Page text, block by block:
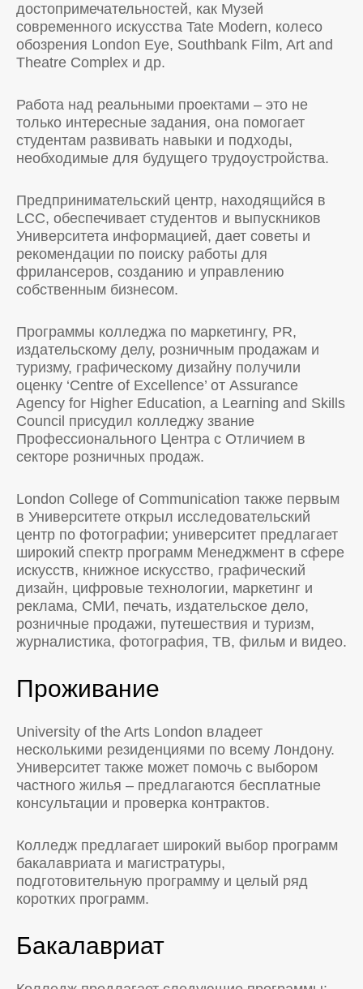
достопримечательностей, как Музей
современного искусства Tate Modern, колесо
обозрения London Eye, Southbank Film, Art and
Theatre Complex и др.
Работа над реальными проектами – это не
только интересные задания, она помогает
студентам развивать навыки и подходы,
необходимые для будущего трудоустройства.
Предпринимательский центр, находящийся в
LCC, обеспечивает студентов и выпускников
Университета информацией, дает советы и
рекомендации по поиску работы для
фрилансеров, созданию и управлению
собственным бизнесом.
Программы колледжа по маркетингу, PR,
издательскому делу, розничным продажам и
туризму, графическому дизайну получили
оценку ‘Centre of Excellence’ от Assurance
Agency for Higher Education, а Learning and Skills
Council присудил колледжу звание
Профессионального Центра с Отличием в
секторе розничных продаж.
London College of Communication также первым
в Университете открыл исследовательский
центр по фотографии; университет предлагает
широкий спектр программ Менеджмент в сфере
искусств, книжное искусство, графический
дизайн, цифровые технологии, маркетинг и
реклама, СМИ, печать, издательское дело,
розничные продажи, путешествия и туризм,
журналистика, фотография, ТВ, фильм и видео.
Проживание
University of the Arts London владеет
несколькими резиденциями по всему Лондону.
Университет также может помочь с выбором
частного жилья – предлагаются бесплатные
консультации и проверка контрактов.
Колледж предлагает широкий выбор программ
бакалавриата и магистратуры,
подготовительную программу и целый ряд
коротких программ.
Бакалавриат